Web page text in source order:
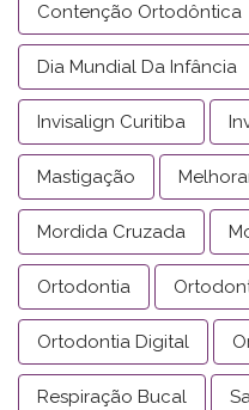
Contenção Ortodôntica
Dia Mundial Da Infância
Invisalign Curitiba
Mastigação
Mordida Cruzada
Ortodontia
Ortodontia Digital
Respiração Bucal